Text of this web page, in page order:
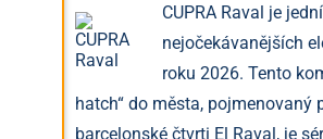
CUPRA Raval je
nejočekávanějších
roku 2026. Tento
hatch“ do města, pojmenovaný
barcelonské čtvrti El Raval, je